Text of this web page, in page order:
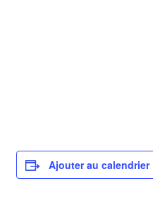
Ajouter au calendrier